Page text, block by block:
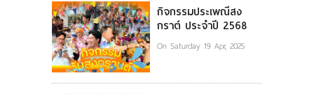
กิจกรรมประเพณีสง
กราต์ ประจำปี 2568
On Saturday 19 Apr, 2025